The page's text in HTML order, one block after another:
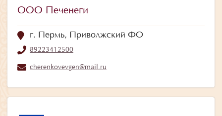
ООО Печенеги
г. Пермь, Приволжский ФО
89223412500
cherenkovevgen@mail.ru